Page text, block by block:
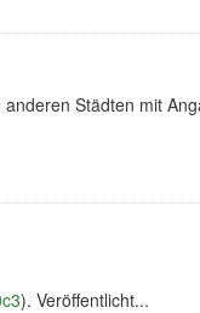
Städten mit
). Veröffentlicht...